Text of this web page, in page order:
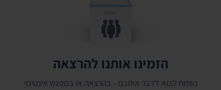
הזמינו אותנו להרצאה
נשמח לבוא לדבר איתכם - בהרצאה או במפגש אינטימי